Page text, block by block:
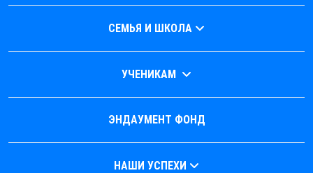
СЕМЬЯ И ШКОЛА
УЧЕНИКАМ
ЭНДАУМЕНТ ФОНД
НАШИ УСПЕХИ